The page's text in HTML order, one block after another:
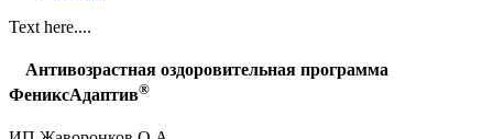
Text here....
Антивозрастная оздоровительная программа
ФениксАдаптив®